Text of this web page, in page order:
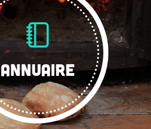
ANNUAIRE